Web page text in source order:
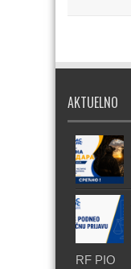
AKTUELNO
RF PIO